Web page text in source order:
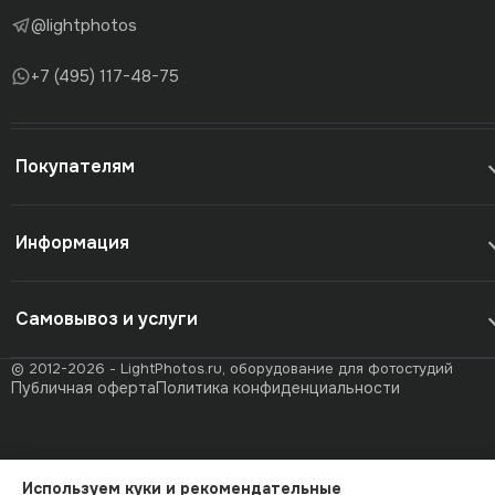
@lightphotos
+7 (495) 117-48-75
Покупателям
Информация
Самовывоз и услуги
© 2012-2026 - LightPhotos.ru, оборудование для фотостудий
Публичная офертаПолитика конфиденциальности
Используем куки и рекомендательные